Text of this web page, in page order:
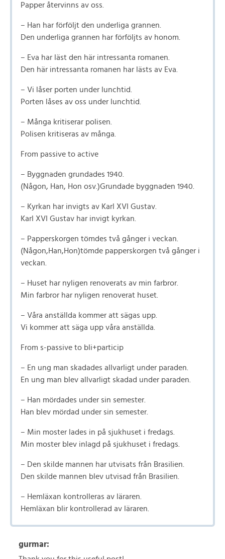
Papper återvinns av oss.
– Han har förföljt den underliga grannen.
Den underliga grannen har förföljts av honom.
– Eva har läst den här intressanta romanen.
Den här intressanta romanen har lästs av Eva.
– Vi låser porten under lunchtid.
Porten låses av oss under lunchtid.
– Många kritiserar polisen.
Polisen kritiseras av många.
From passive to active
– Byggnaden grundades 1940.
(Någon, Han, Hon osv.)Grundade byggnaden 1940.
– Kyrkan har invigts av Karl XVI Gustav.
Karl XVI Gustav har invigt kyrkan.
– Papperskorgen tömdes två gånger i veckan.
(Någon,Han,Hon)tömde papperskorgen två gånger i
veckan.
– Huset har nyligen renoverats av min farbror.
Min farbror har nyligen renoverat huset.
– Våra anställda kommer att sägas upp.
Vi kommer att säga upp våra anställda.
From s-passive to bli+particip
– En ung man skadades allvarligt under paraden.
En ung man blev allvarligt skadad under paraden.
– Han mördades under sin semester.
Han blev mördad under sin semester.
– Min moster lades in på sjukhuset i fredags.
Min moster blev inlagd på sjukhuset i fredags.
– Den skilde mannen har utvisats från Brasilien.
Den skilde mannen blev utvisad från Brasilien.
– Hemläxan kontrolleras av läraren.
Hemläxan blir kontrollerad av läraren.
gurmar: